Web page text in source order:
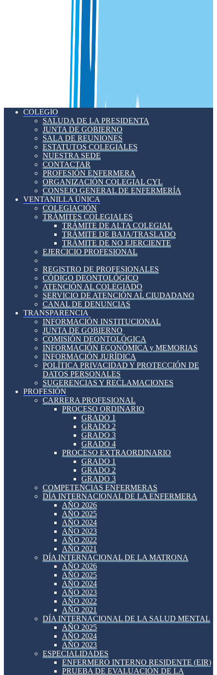
COLEGIO
SALUDA DE LA PRESIDENTA
JUNTA DE GOBIERNO
SALA DE REUNIONES
ESTATUTOS COLEGIALES
NUESTRA SEDE
CONTACTAR
PROFESIÓN ENFERMERA
ORGANIZACIÓN COLEGIAL CYL
CONSEJO GENERAL DE ENFERMERÍA
VENTANILLA ÚNICA
COLEGIACIÓN
TRÁMITES COLEGIALES
TRÁMITE DE ALTA COLEGIAL
TRÁMITE DE BAJA/TRASLADO
TRÁMITE DE NO EJERCIENTE
EJERCICIO PROFESIONAL
REGISTRO DE PROFESIONALES
CÓDIGO DEONTOLÓGICO
ATENCIÓN AL COLEGIADO
SERVICIO DE ATENCIÓN AL CIUDADANO
CANAL DE DENUNCIAS
TRANSPARENCIA
INFORMACIÓN INSTITUCIONAL
JUNTA DE GOBIERNO
COMISIÓN DEONTOLÓGICA
INFORMACIÓN ECONÓMICA y MEMORIAS
INFORMACIÓN JURÍDICA
POLÍTICA PRIVACIDAD Y PROTECCIÓN DE
DATOS PERSONALES
SUGERENCIAS Y RECLAMACIONES
PROFESIÓN
CARRERA PROFESIONAL
PROCESO ORDINARIO
GRADO 1
GRADO 2
GRADO 3
GRADO 4
PROCESO EXTRAORDINARIO
GRADO 1
GRADO 2
GRADO 3
COMPETENCIAS ENFERMERAS
DÍA INTERNACIONAL DE LA ENFERMERA
AÑO 2026
AÑO 2025
AÑO 2024
AÑO 2023
AÑO 2022
AÑO 2021
DÍA INTERNACIONAL DE LA MATRONA
AÑO 2026
AÑO 2025
AÑO 2024
AÑO 2023
AÑO 2022
AÑO 2021
DÍA INTERNACIONAL DE LA SALUD MENTAL
AÑO 2025
AÑO 2024
AÑO 2023
ESPECIALIDADES
ENFERMERO INTERNO RESIDENTE (EIR)
PRUEBA DE EVALUACIÓN DE LA